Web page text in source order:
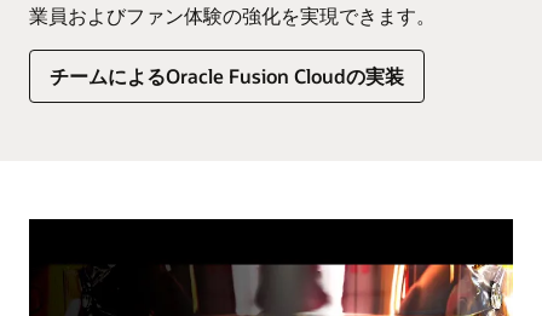
業員およびファン体験の強化を実現できます。
チームによるOracle Fusion Cloudの実装